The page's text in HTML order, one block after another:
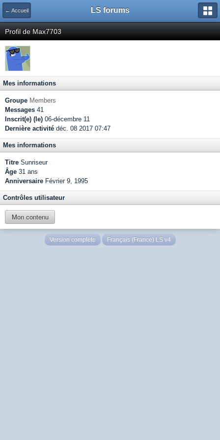
← Accueil LS forums
Profil de Max7703
Mes informations
Groupe Members
Messages 41
Inscrit(e) (le) 06-décembre 11
Dernière activité déc. 08 2017 07:47
Mes informations
Titre Sunriseur
Âge 31 ans
Anniversaire Février 9, 1995
Contrôles utilisateur
Mon contenu
Version complète Français (France) LS v4